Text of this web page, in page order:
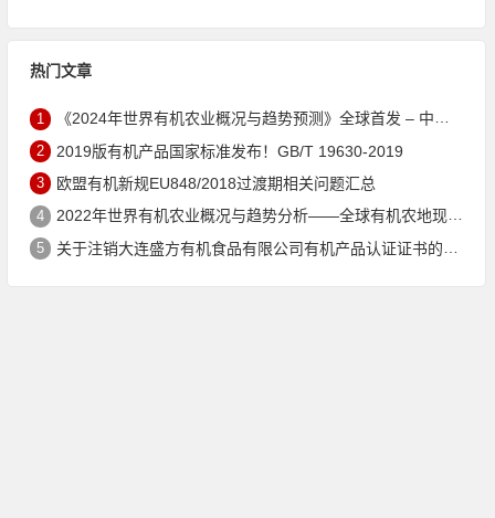
热门文章
1 《2024年世界有机农业概况与趋势预测》全球首发 – 中国有机市场规模跻身世界第三
2 2019版有机产品国家标准发布！GB/T 19630-2019
3 欧盟有机新规EU848/2018过渡期相关问题汇总
4 2022年世界有机农业概况与趋势分析——全球有机农地现状与有机食品（含饮料）市场
5 关于注销大连盛方有机食品有限公司有机产品认证证书的公告